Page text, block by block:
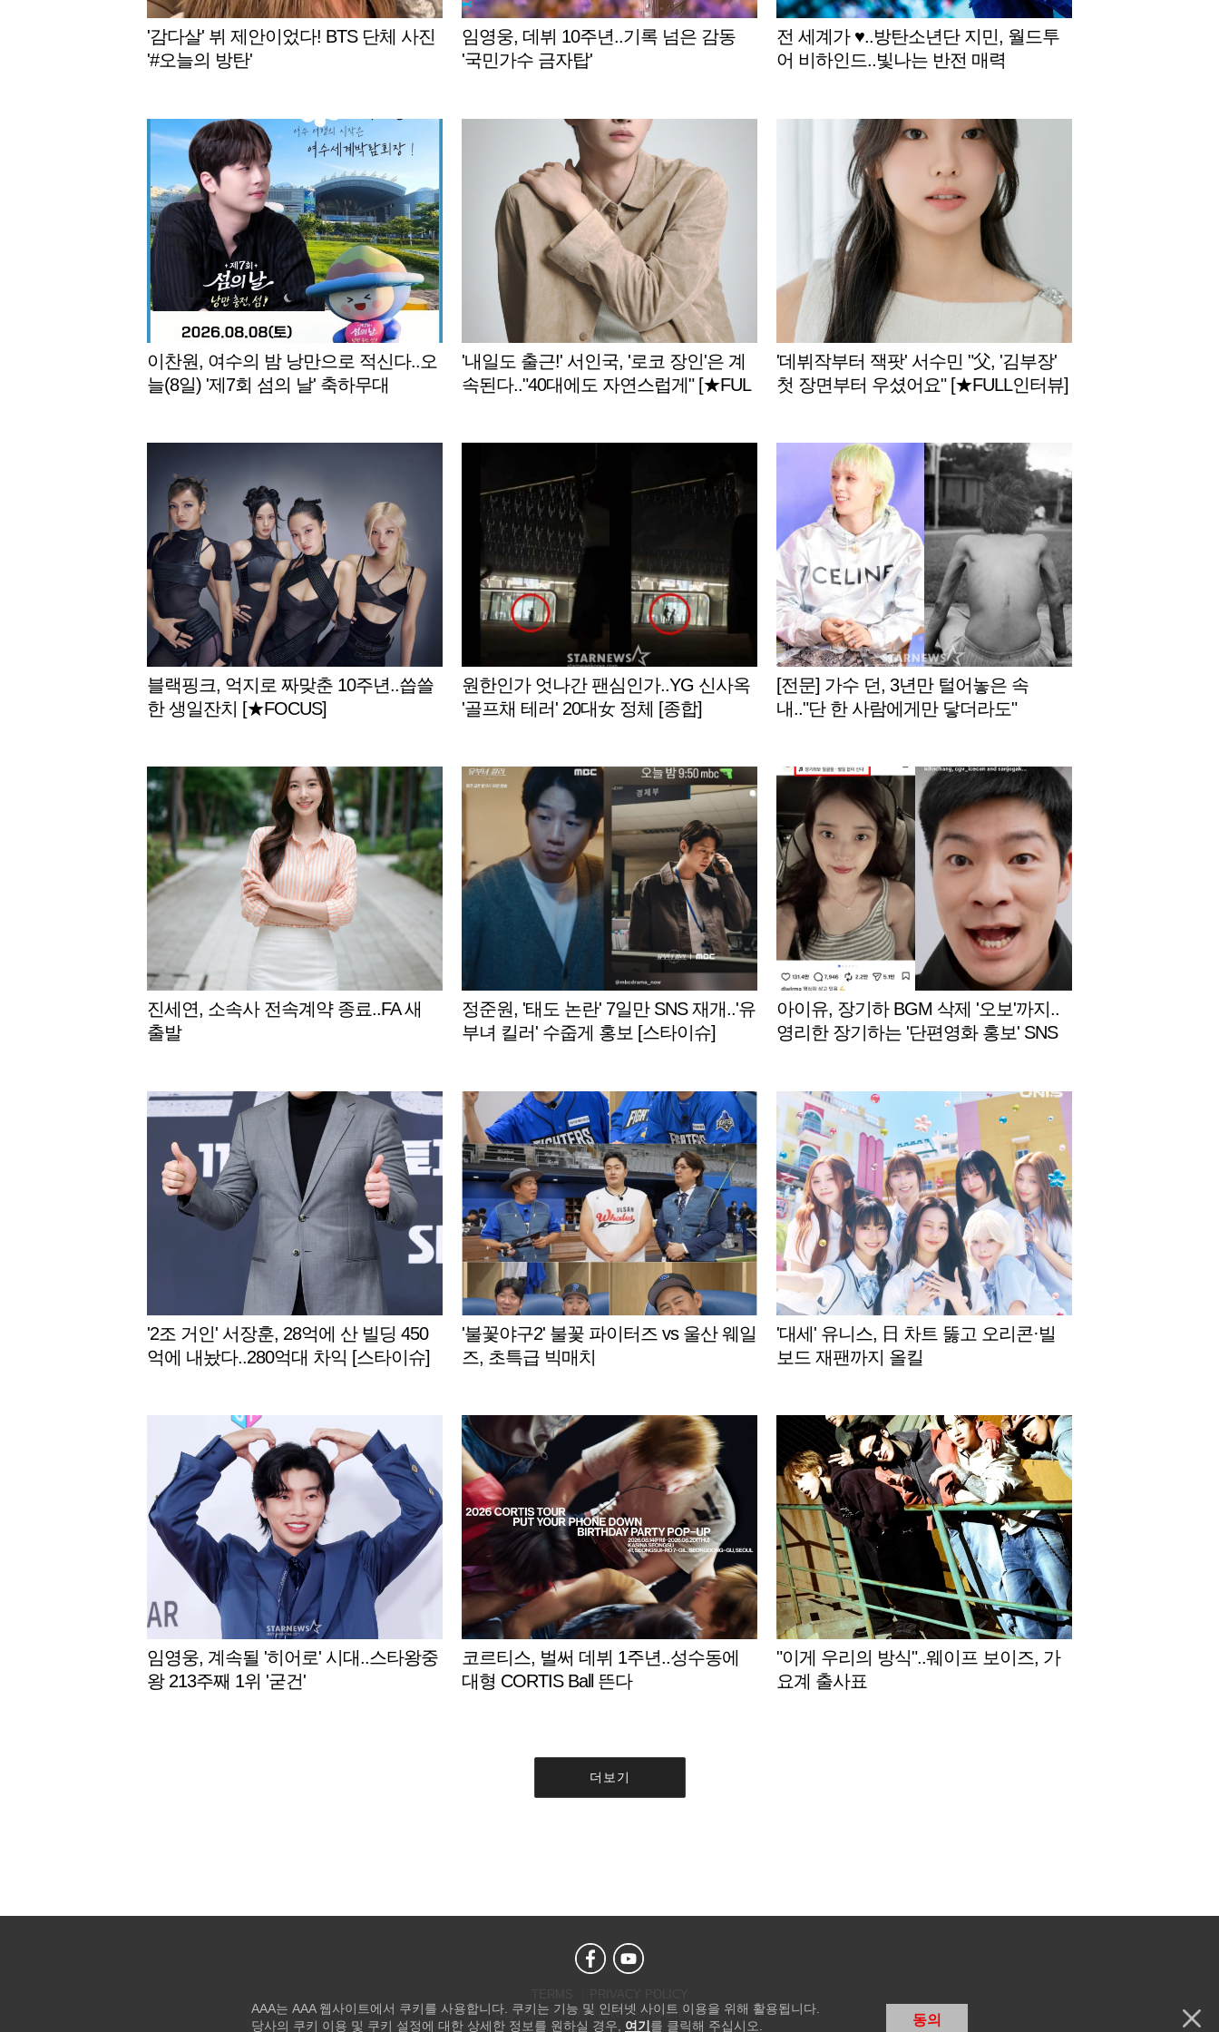
'감다살' 뷔 제안이었다! BTS 단체 사진
'#오늘의 방탄'
임영웅, 데뷔 10주년..기록 넘은 감동
'국민가수 금자탑'
전 세계가 ♥..방탄소년단 지민, 월드투
어 비하인드..빛나는 반전 매력
이찬원, 여수의 밤 낭만으로 적신다..오
늘(8일) '제7회 섬의 날' 축하무대
'내일도 출근!' 서인국, '로코 장인'은 계
속된다.."40대에도 자연스럽게" [★FUL
'데뷔작부터 잭팟' 서수민 "父, '김부장'
첫 장면부터 우셨어요" [★FULL인터뷰]
블랙핑크, 억지로 짜맞춘 10주년..씁쓸
한 생일잔치 [★FOCUS]
원한인가 엇나간 팬심인가..YG 신사옥
'골프채 테러' 20대女 정체 [종합]
[전문] 가수 던, 3년만 털어놓은 속
내.."단 한 사람에게만 닿더라도"
진세연, 소속사 전속계약 종료..FA 새
출발
정준원, '태도 논란' 7일만 SNS 재개..'유
부녀 킬러' 수줍게 홍보 [스타이슈]
아이유, 장기하 BGM 삭제 '오보'까지..
영리한 장기하는 '단편영화 홍보' SNS
'2조 거인' 서장훈, 28억에 산 빌딩 450
억에 내놨다..280억대 차익 [스타이슈]
'불꽃야구2' 불꽃 파이터즈 vs 울산 웨일
즈, 초특급 빅매치
'대세' 유니스, 日 차트 뚫고 오리콘·빌
보드 재팬까지 올킬
임영웅, 계속될 '히어로' 시대..스타왕중
왕 213주째 1위 '굳건'
코르티스, 벌써 데뷔 1주년..성수동에
대형 CORTIS Ball 뜬다
"이게 우리의 방식"..웨이프 보이즈, 가
요계 출사표
더보기
Copyright © STARNEWS All right reserved.
AAA는 AAA 웹사이트에서 쿠키를 사용합니다. 쿠키는 기능 및 인터넷 사이트 이용을 위해 활용됩니다.
당사의 쿠키 이용 및 쿠키 설정에 대한 상세한 정보를 원하실 경우, 여기 를 클릭해 주십시오. 동의